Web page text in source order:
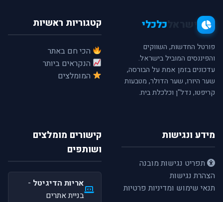
כלכלי
פורטל החדשות, השווקים
והפיננסים המוביל בישראל.
עדכונים בזמן אמת על הבורסה,
שער היורו, שער הדולר, מטבעות
קריפטו, נדל"ן וכלכלת בית.
קטגוריות ראשיות
הכי חם באתר
הנקראים ביותר
המומלצים
מידע ונגישות
תפריט נגישות מובנה
הצהרת נגישות
תנאי שימוש ומדיניות פרטיות
קישורים מומלצים
ושותפים
אריות הדיגיטל -
בניית אתרים